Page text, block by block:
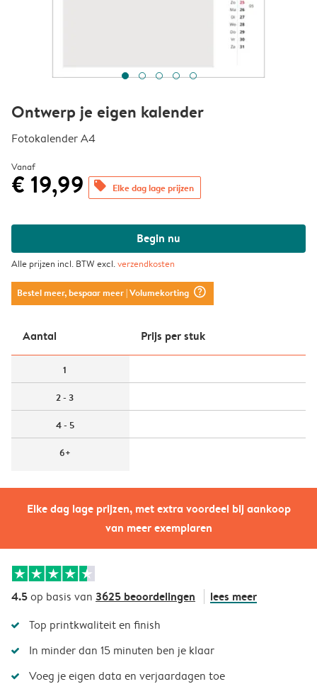
Elke dag lage prijzen, met extra voordeel bij aankoop
van meer exemplaren
Ontwerp je eigen kalender
Fotokalender A4
Vanaf
€ 19,99 offers Elke dag lage prijzen
Begin nu
Alle prijzen incl. BTW excl.verzendkosten
Bestel meer, bespaar meer| Volumekorting question_mark_circle
Aantal Prijs per stuk
1
2 - 3
4 - 5
6+
4.5op basis van 3625 beoordelingen lees meer
Top printkwaliteit en finish
In minder dan 15 minuten ben je klaar
Voeg je eigen data en verjaardagen toe